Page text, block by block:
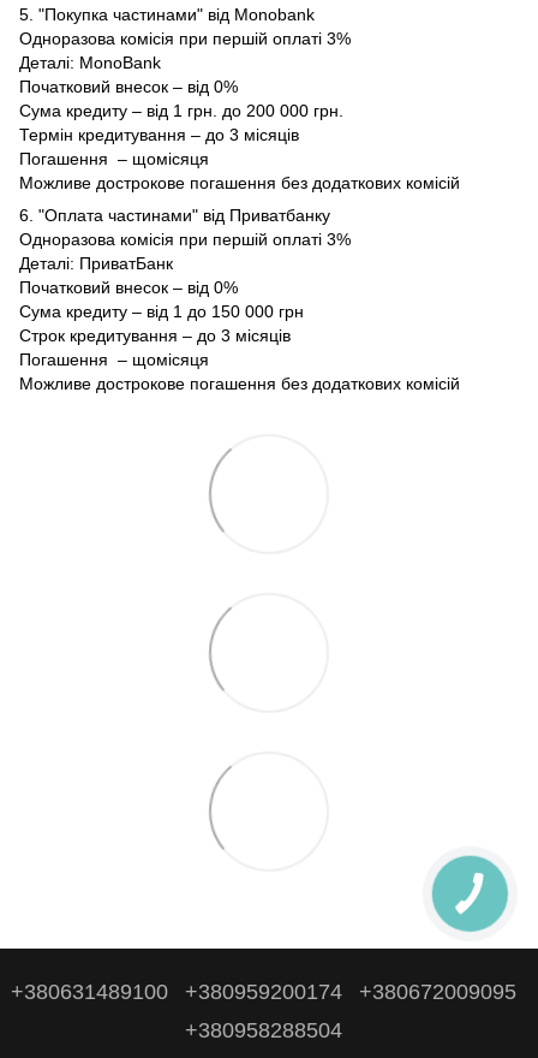
5. "Покупка частинами" від Monobank
Одноразова комісія при першій оплаті 3%
Деталі: MonoBank
Початковий внесок – від 0%
Сума кредиту – від 1 грн. до 200 000 грн.
Термін кредитування – до 3 місяців
Погашення – щомісяця
Можливе дострокове погашення без додаткових комісій
6. "Оплата частинами" від Приватбанку
Одноразова комісія при першій оплаті 3%
Деталі: ПриватБанк
Початковий внесок – від 0%
Сума кредиту – від 1 до 150 000 грн
Строк кредитування – до 3 місяців
Погашення – щомісяця
Можливе дострокове погашення без додаткових комісій
+380631489100 +380959200174
+380672009095
+380958288504